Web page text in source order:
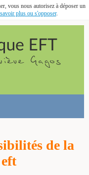
vous nous autorisez à déposer un
plus ou s'opposer.
de la